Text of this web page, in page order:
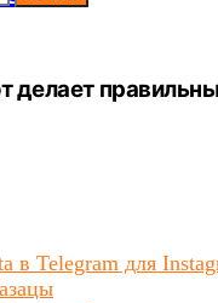
делает
в Telegram для